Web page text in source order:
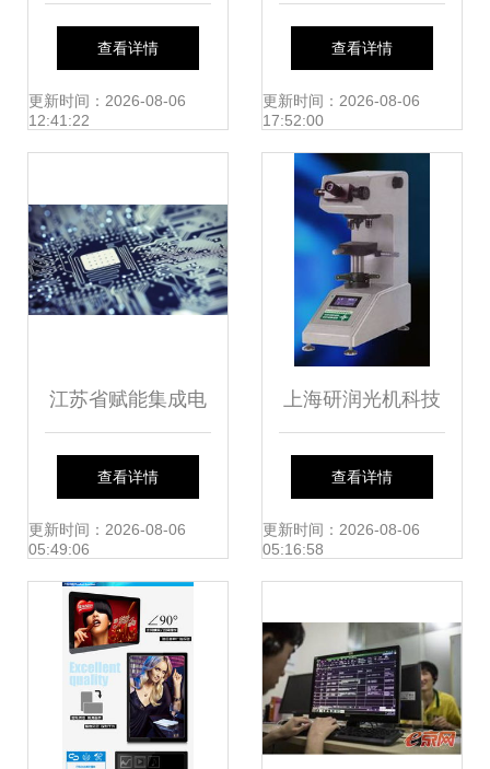
文件共享 实用网络
技术指南
查看详情
更新时间：2026-08-06
12:41:22
Java编程语言的运
用研究
查看详情
更新时间：2026-08-06
17:52:00
江苏省赋能集成电
路与软件企业，强
化知识产权运用助
推计算机软件研发
高飞
查看详情
更新时间：2026-08-06
05:49:06
上海研润光机科技
专注计算机软件研
发，驱动科技创新
查看详情
更新时间：2026-08-06
05:16:58